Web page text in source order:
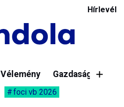
Hírlevél
Vélemény Gazdaság
foci vb 2026